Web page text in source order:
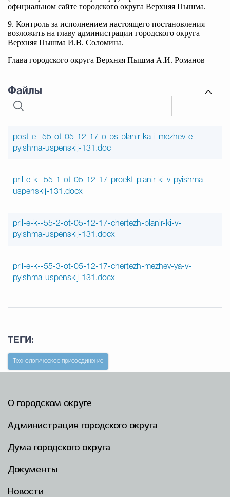
официальном сайте городского округа Верхняя Пышма.
9. Контроль за исполнением настоящего постановления
возложить на главу администрации городского округа
Верхняя Пышма И.В. Соломина.
Глава городского округа Верхняя Пышма А.И. Романов
Файлы
post-e--55-ot-05-12-17-o-ps-planir-ka-i-mezhev-e-
pyishma-uspenskij-131.doc
pril-e-k--55-1-ot-05-12-17-proekt-planir-ki-v-pyishma-
uspenskij-131.docx
pril-e-k--55-2-ot-05-12-17-chertezh-planir-ki-v-
pyishma-uspenskij-131.docx
pril-e-k--55-3-ot-05-12-17-chertezh-mezhev-ya-v-
pyishma-uspenskij-131.docx
ТЕГИ:
Технологическое присоединение
О городском округе
Администрация городского округа
Дума городского округа
Документы
Новости